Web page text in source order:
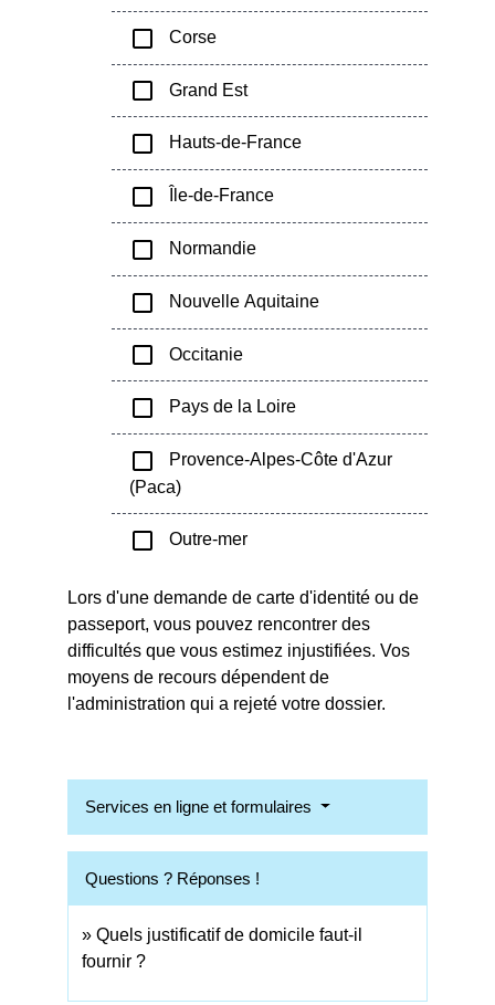
check_box_outline_blank Corse
check_box_outline_blank Grand Est
check_box_outline_blank Hauts-de-France
check_box_outline_blank Île-de-France
check_box_outline_blank Normandie
check_box_outline_blank Nouvelle Aquitaine
check_box_outline_blank Occitanie
check_box_outline_blank Pays de la Loire
check_box_outline_blank
Provence-Alpes-Côte d'Azur
(Paca)
check_box_outline_blank Outre-mer
Lors d'une demande de carte d'identité ou de
passeport, vous pouvez rencontrer des
difficultés que vous estimez injustifiées. Vos
moyens de recours dépendent de
l'administration qui a rejeté votre dossier.
Services en ligne et formulaires
Questions ? Réponses !
Quels justificatif de domicile faut-il
fournir ?